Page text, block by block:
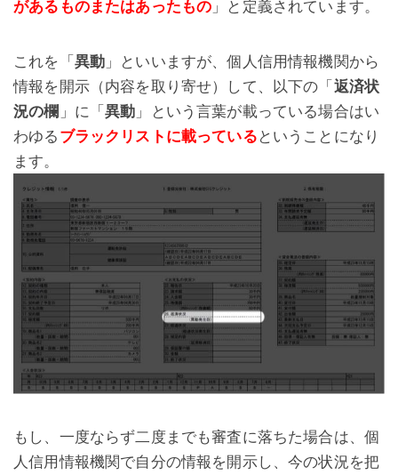
があるものまたはあったもの 」と定義されています。
これを「異動 」といいますが、個人信用情報機関から
情報を開示（内容を取り寄せ）して、以下の「返済状
況の欄 」に「異動 」という言葉が載っている場合はい
わゆる ブラックリストに載っている ということになり
ます。
もし、一度ならず二度までも審査に落ちた場合は、個
人信用情報機関で自分の情報を開示し、今の状況を把